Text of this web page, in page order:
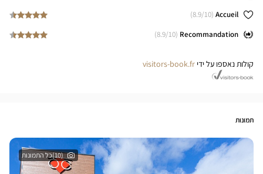
Accueil
(
8.9/10)
Recommandation
(
8.9/10)
קולות נאספו על ידי visitors-book.fr
תמונות
(10)כל התמונות